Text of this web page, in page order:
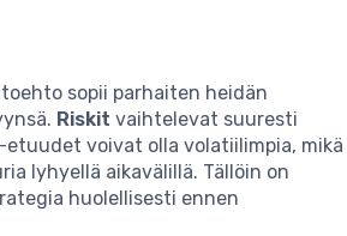
sopii parhaiten heidän
Riskit vaihtelevat suuresti
voivat olla volatiilimpia, mikä
lyhyellä aikavälillä. Tällöin on
huolellisesti ennen